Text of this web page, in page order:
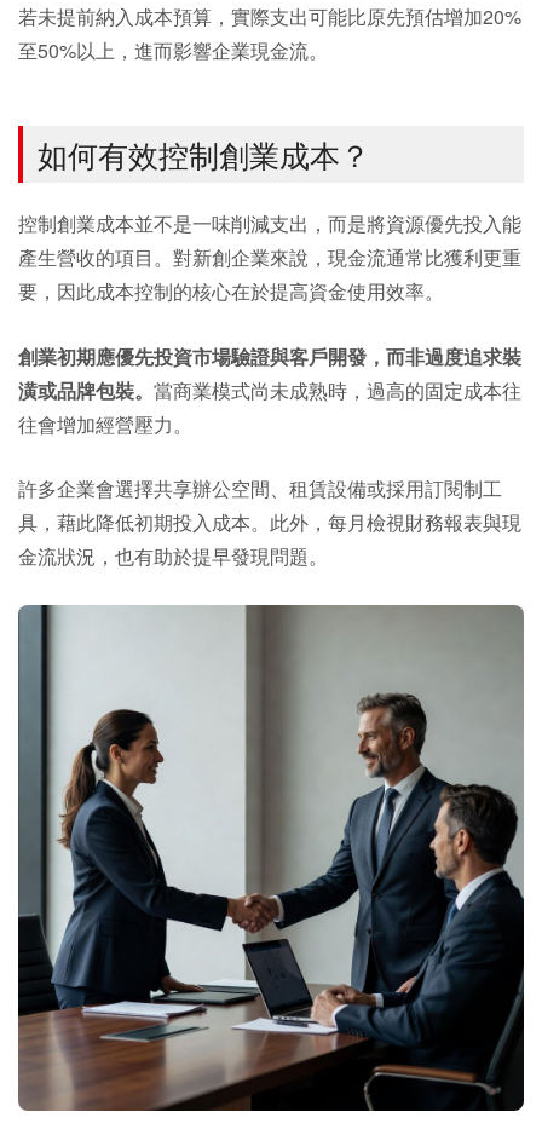
若未提前納入成本預算，實際支出可能比原先預估增加20%
至50%以上，進而影響企業現金流。
如何有效控制創業成本？
控制創業成本並不是一味削減支出，而是將資源優先投入能
產生營收的項目。對新創企業來說，現金流通常比獲利更重
要，因此成本控制的核心在於提高資金使用效率。
創業初期應優先投資市場驗證與客戶開發，而非過度追求裝
潢或品牌包裝。 當商業模式尚未成熟時，過高的固定成本往
往會增加經營壓力。
許多企業會選擇共享辦公空間、租賃設備或採用訂閱制工
具，藉此降低初期投入成本。此外，每月檢視財務報表與現
金流狀況，也有助於提早發現問題。